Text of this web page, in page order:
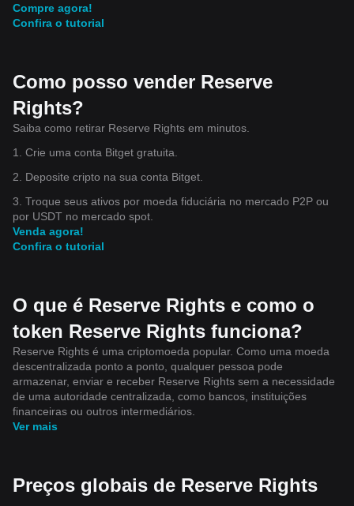
Compre agora!
Confira o tutorial
Como posso vender Reserve
Rights?
Saiba como retirar Reserve Rights em minutos.
1. Crie uma conta Bitget gratuita.
2. Deposite cripto na sua conta Bitget.
3. Troque seus ativos por moeda fiduciária no mercado P2P ou
por USDT no mercado spot.
Venda agora!
Confira o tutorial
O que é Reserve Rights e como o
token Reserve Rights funciona?
Reserve Rights é uma criptomoeda popular. Como uma moeda
descentralizada ponto a ponto, qualquer pessoa pode
armazenar, enviar e receber Reserve Rights sem a necessidade
de uma autoridade centralizada, como bancos, instituições
financeiras ou outros intermediários.
Ver mais
Preços globais de Reserve Rights